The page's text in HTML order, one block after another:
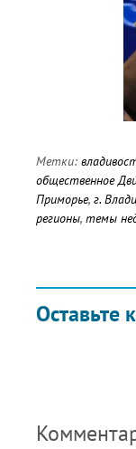
Метки:
общественное
Приморье, г.
регионы, темы
Оставьте